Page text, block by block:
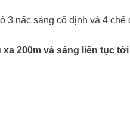
3 nấc sáng cố định và 4 chế
xa 200m và sáng liên tục